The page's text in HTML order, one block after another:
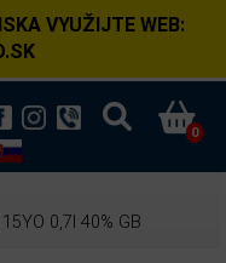
VYUŽIJTE WEB:
0
0,7l 40% GB